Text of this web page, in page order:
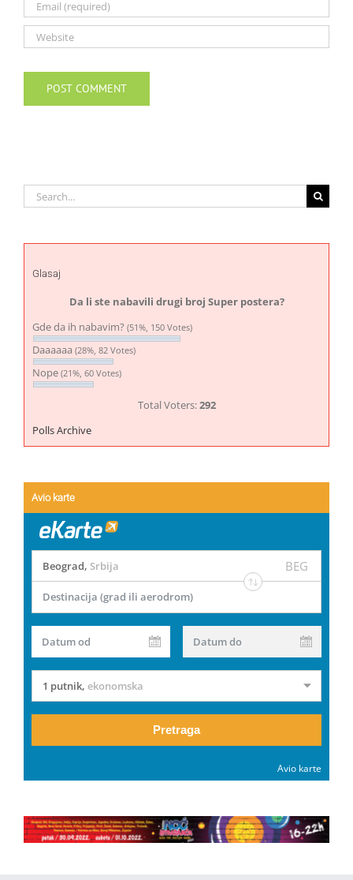
Search
for:
Glasaj
Da li ste nabavili drugi broj Super postera?
Gde da ih nabavim? (51%, 150 Votes)
Daaaaaa (28%, 82 Votes)
Nope (21%, 60 Votes)
Total Voters:292
Polls Archive
Avio karte
Beograd, Srbija BEG
Destinacija (grad ili aerodrom)
Datum od Datum do
1 putnik, ekonomska
Pretraga
Avio karte